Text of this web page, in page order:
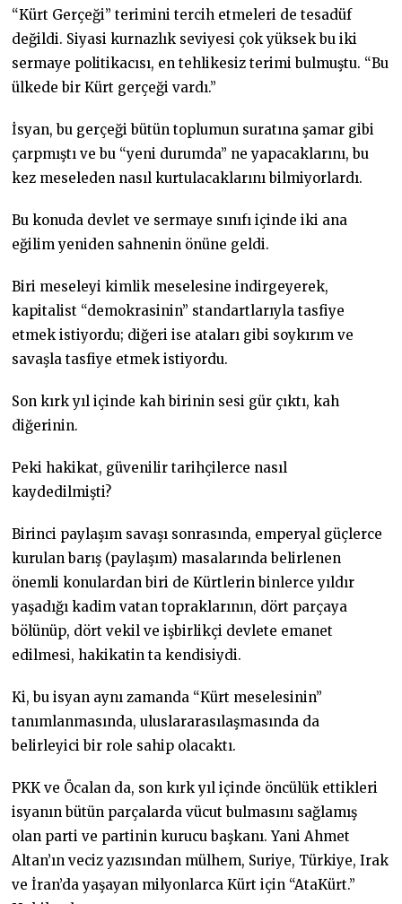
“Kürt Gerçeği” terimini tercih etmeleri de tesadüf
değildi. Siyasi kurnazlık seviyesi çok yüksek bu iki
sermaye politikacısı, en tehlikesiz terimi bulmuştu. “Bu
ülkede bir Kürt gerçeği vardı.”
İsyan, bu gerçeği bütün toplumun suratına şamar gibi
çarpmıştı ve bu “yeni durumda” ne yapacaklarını, bu
kez meseleden nasıl kurtulacaklarını bilmiyorlardı.
Bu konuda devlet ve sermaye sınıfı içinde iki ana
eğilim yeniden sahnenin önüne geldi.
Biri meseleyi kimlik meselesine indirgeyerek,
kapitalist “demokrasinin” standartlarıyla tasfiye
etmek istiyordu; diğeri ise ataları gibi soykırım ve
savaşla tasfiye etmek istiyordu.
Son kırk yıl içinde kah birinin sesi gür çıktı, kah
diğerinin.
Peki hakikat, güvenilir tarihçilerce nasıl
kaydedilmişti?
Birinci paylaşım savaşı sonrasında, emperyal güçlerce
kurulan barış (paylaşım) masalarında belirlenen
önemli konulardan biri de Kürtlerin binlerce yıldır
yaşadığı kadim vatan topraklarının, dört parçaya
bölünüp, dört vekil ve işbirlikçi devlete emanet
edilmesi, hakikatin ta kendisiydi.
Ki, bu isyan aynı zamanda “Kürt meselesinin”
tanımlanmasında, uluslararasılaşmasında da
belirleyici bir role sahip olacaktı.
PKK ve Öcalan da, son kırk yıl içinde öncülük ettikleri
isyanın bütün parçalarda vücut bulmasını sağlamış
olan parti ve partinin kurucu başkanı. Yani Ahmet
Altan’ın veciz yazısından mülhem, Suriye, Türkiye, Irak
ve İran’da yaşayan milyonlarca Kürt için “AtaKürt.”